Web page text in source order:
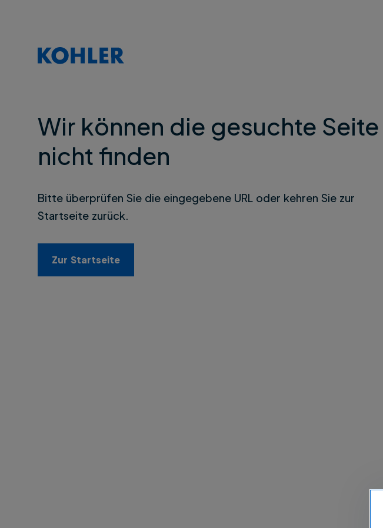
Wir können die gesuchte Seite
nicht finden
Bitte überprüfen Sie die eingegebene URL oder kehren Sie zur
Startseite zurück.
Zur Startseite